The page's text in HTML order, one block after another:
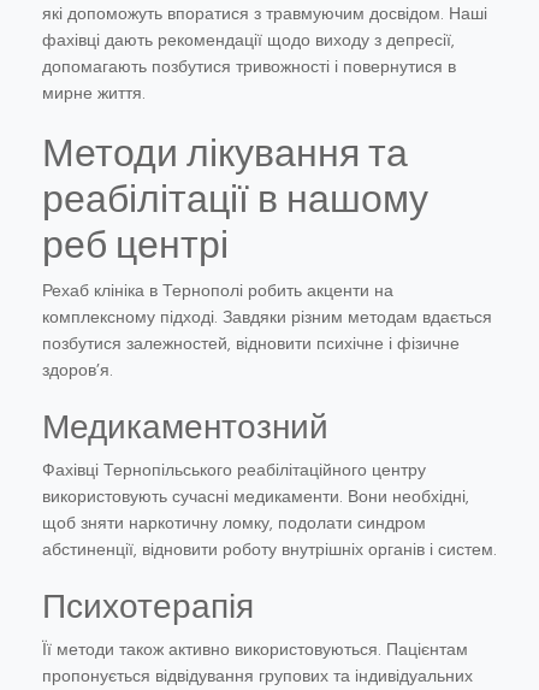
які допоможуть впоратися з травмуючим досвідом. Наші
фахівці дають рекомендації щодо виходу з депресії,
допомагають позбутися тривожності і повернутися в
мирне життя.
Методи лікування та
реабілітації в нашому
реб центрі
Рехаб клініка в Тернополі робить акценти на
комплексному підході. Завдяки різним методам вдається
позбутися залежностей, відновити психічне і фізичне
здоров’я.
Медикаментозний
Фахівці Тернопільського реабілітаційного центру
використовують сучасні медикаменти. Вони необхідні,
щоб зняти наркотичну ломку, подолати синдром
абстиненції, відновити роботу внутрішніх органів і систем.
Психотерапія
Її методи також активно використовуються. Пацієнтам
пропонується відвідування групових та індивідуальних